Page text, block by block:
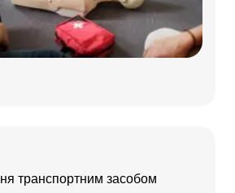
транспортним засобом